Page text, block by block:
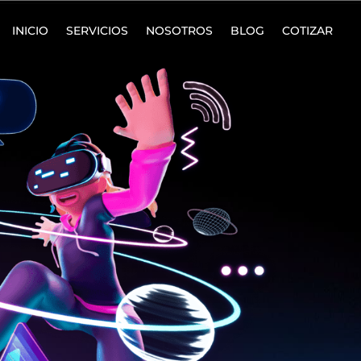
INICIO SERVICIOS NOSOTROS BLOG COTIZAR